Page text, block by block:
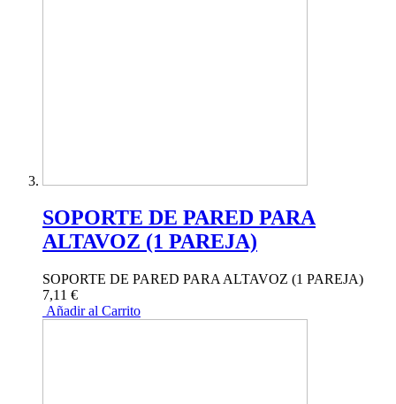
SOPORTE DE PARED PARA
ALTAVOZ (1 PAREJA)
SOPORTE DE PARED PARA ALTAVOZ (1 PAREJA)
7,11 €
Añadir al Carrito